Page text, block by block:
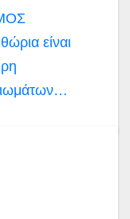
είναι